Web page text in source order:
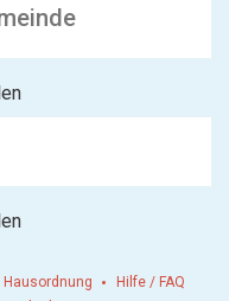
Hausordnung
Hilfe / FAQ